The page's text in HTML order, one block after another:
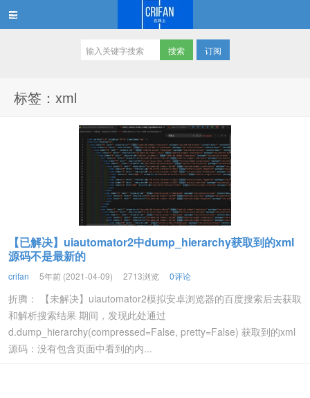
订阅
标签：xml
【已解决】uiautomator2中dump_hierarchy获取到的xml
源码不是最新的
crifan 5年前 (2021-04-09) 2713浏览 0评论
折腾： 【未解决】uiautomator2模拟安卓浏览器的百度搜索后去获取
和解析搜索结果 期间，发现此处通过
d.dump_hierarchy(compressed=False, pretty=False) 获取到的xml
源码：没有包含页面中看到的内...